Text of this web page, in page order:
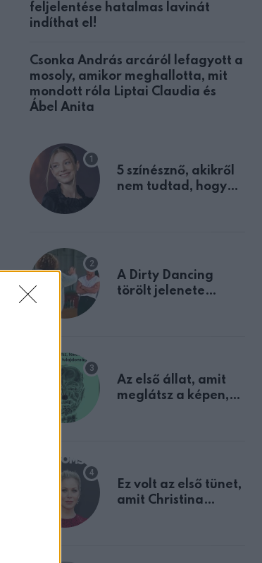
feljelentése hatalmas lavinát
indíthat el!
Csonka András arcáról lefagyott a
mosoly, amikor meghallotta, mit
mondott róla Liptai Claudia és
Ábel Anita
5 színésznő, akikről
nem tudtad, hogy
A Dirty Dancing
törölt jelenete
Az első állat, amit
meglátsz a képen,
Ez volt az első tünet,
amit Christina